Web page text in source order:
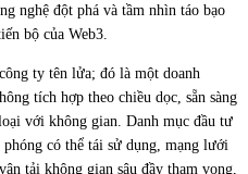
nghệ đột phá và tầm nhìn táo bạo
bộ của Web3.
ty tên lửa; đó là một doanh
tích hợp theo chiều dọc, sẵn sàng
với không gian. Danh mục đầu tư
có thể tái sử dụng, mạng lưới
tải không gian sâu đầy tham vọng,